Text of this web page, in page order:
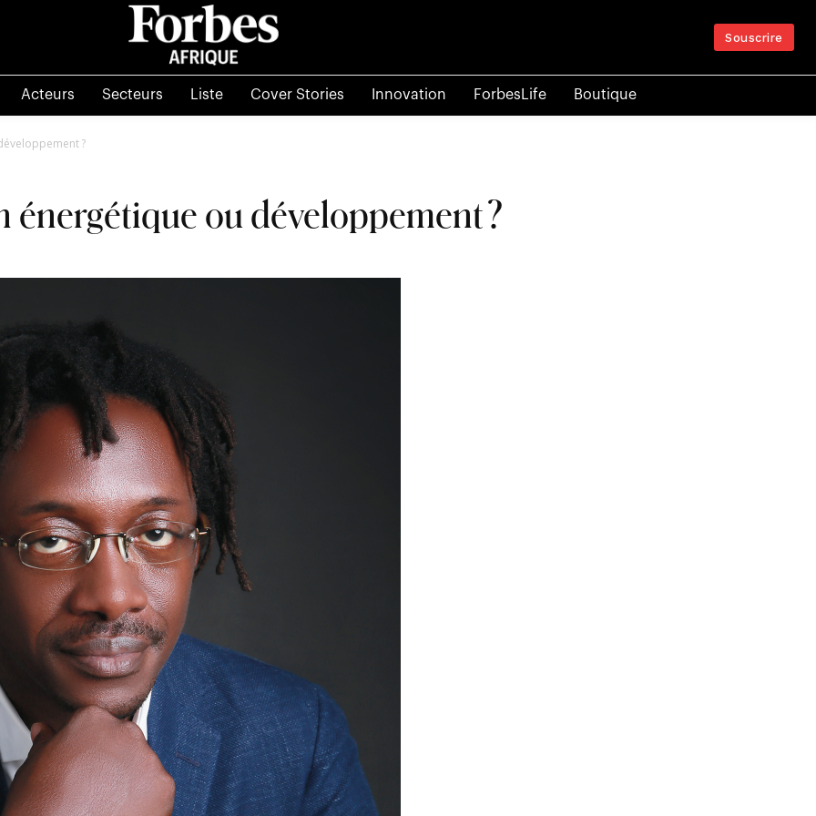
Souscrire
Acteurs Secteurs Liste Cover Stories Innovation ForbesLife Boutique
?
ou développement ?